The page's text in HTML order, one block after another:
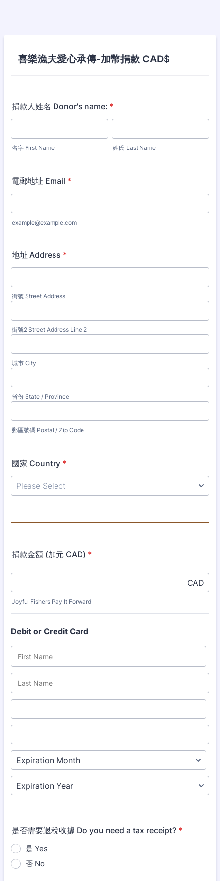
喜樂漁夫愛心承傳-加幣捐款 CAD$
捐款人姓名 Donor's name: *
名字 First Name 姓氏 Last Name
電郵地址 Email *
example@example.com
地址 Address *
街號 Street Address
街號2 Street Address Line 2
城市 City
省份 State / Province
郵區號碼 Postal / Zip Code
國家 Country *
捐款金額 (加元 CAD) *
CAD
Joyful Fishers Pay It Forward
Debit or Credit Card
是否需要退稅收據 Do you need a tax receipt? *
是 Yes
否 No